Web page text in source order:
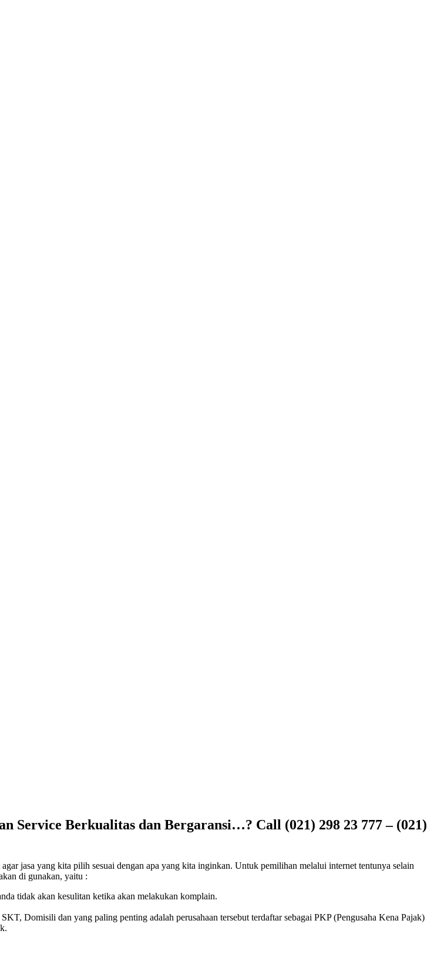
Service Berkualitas dan Bergaransi…? Call (021) 298 23 777 – (021)
jasa yang kita pilih sesuai dengan apa yang kita inginkan. Untuk pemilihan melalui internet tentunya selain
di gunakan, yaitu :
tidak akan kesulitan ketika akan melakukan komplain.
Domisili dan yang paling penting adalah perusahaan tersebut terdaftar sebagai PKP (Pengusaha Kena Pajak)